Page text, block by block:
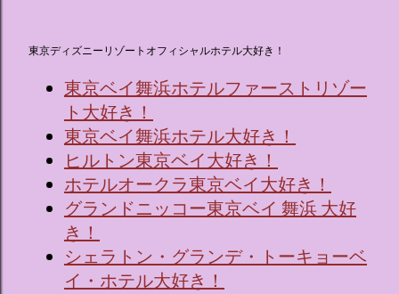
東京ディズニーリゾートオフィシャルホテル大好き！
東京ベイ舞浜ホテルファーストリゾー
ト大好き！
東京ベイ舞浜ホテル大好き！
ヒルトン東京ベイ大好き！
ホテルオークラ東京ベイ大好き！
グランドニッコー東京ベイ 舞浜 大好
き！
シェラトン・グランデ・トーキョーベ
イ・ホテル大好き！